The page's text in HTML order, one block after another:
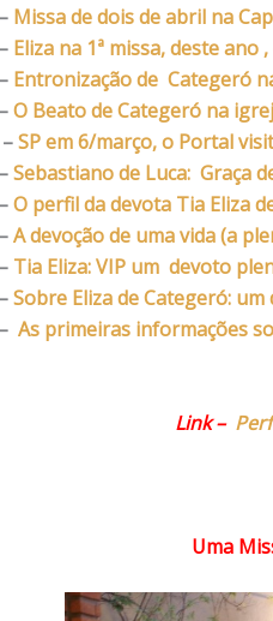
– Missa de dois de abril na
Eliza na 1ª missa, deste
Entronização de Categeró
O Beato de Categeró na
SP em 6/março, o Portal
Sebastiano de Luca: Graça
O perfil da devota Tia Eliza
A devoção de uma vida (a
Tia Eliza: VIP um devoto
Sobre Eliza de Categeró:
As primeiras informações
Link –
Uma